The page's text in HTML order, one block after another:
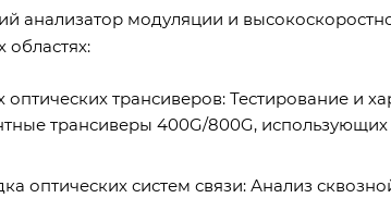
анализатор модуляции и
оптических трансиверов: Тестирование и
трансиверы 400G/800G,
оптических систем связи: Анализ